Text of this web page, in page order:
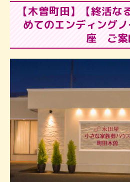
【木曽町田】【終活な
めてのエンディング
座 ご案